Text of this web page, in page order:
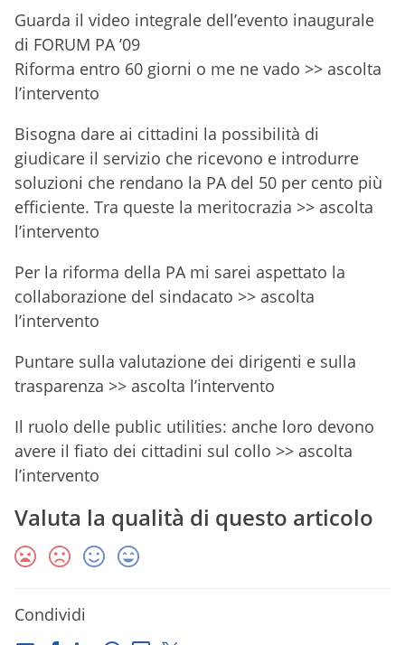
Guarda il video integrale dell’evento inaugurale
di FORUM PA ’09
Riforma entro 60 giorni o me ne vado >> ascolta
l’intervento
Bisogna dare ai cittadini la possibilità di
giudicare il servizio che ricevono e introdurre
soluzioni che rendano la PA del 50 per cento più
efficiente. Tra queste la meritocrazia >> ascolta
l’intervento
Per la riforma della PA mi sarei aspettato la
collaborazione del sindacato >> ascolta
l’intervento
Puntare sulla valutazione dei dirigenti e sulla
trasparenza >> ascolta l’intervento
Il ruolo delle public utilities: anche loro devono
avere il fiato dei cittadini sul collo >> ascolta
l’intervento
Valuta la qualità di questo articolo
Condividi